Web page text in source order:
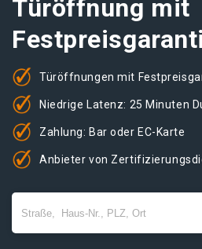
Türöffnung mit
Türöffnungen mit
Niedrige Latenz: 25 Minuten
Zahlung: Bar oder EC-Karte
Anbieter von